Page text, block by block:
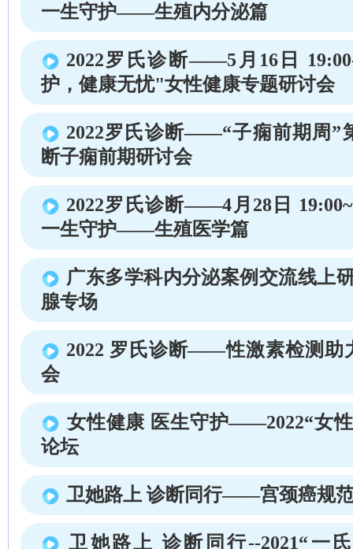
一生守护——生殖内分泌篇
2022罗氏诊断——5月16日
护，健康无忧"女性健康专题研讨会
2022罗氏诊断——“子痫前期周”
断子痫前期研讨会
2022罗氏诊断——4月28日
一生守护——生殖医学篇
广东多学科内分泌案例交流线上
腺专场
2022 罗氏诊断——性激素检测助
会
女性健康 医生守护——2022“女
论坛
卫她路上 诊断同行——宫颈癌规
卫她路上 诊断同行--2021“一